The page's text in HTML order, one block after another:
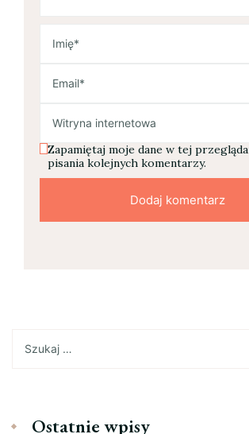
Zapamiętaj moje dane w tej
pisania kolejnych komentarzy.
Ostatnie wpisy